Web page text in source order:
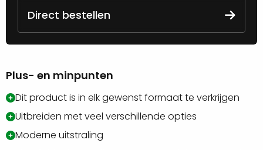
Direct bestellen
Plus- en minpunten
Dit product is in elk gewenst formaat te verkrijgen
Uitbreiden met veel verschillende opties
Moderne uitstraling